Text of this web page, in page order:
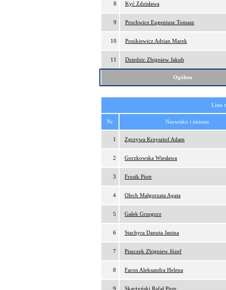
8 Kyć Zdzisława
9 Prochwicz Eugeniusz Tomasz
10 Ponikiewicz Adrian Marek
11 Dziedzic Zbigniew Jakub
Ogółem
Lista
Nr Nazwisko i imiona
1 Zgrzywa Krzysztof Adam
2 Gorzkowska Wiesława
3 Frosik Piotr
4 Olech Małgorzata Agata
5 Gałek Grzegorz
6 Stachyra Danuta Janina
7 Piszczek Zbigniew Józef
8 Faron Aleksandra Helena
9 Skarżyński Rafał Piotr